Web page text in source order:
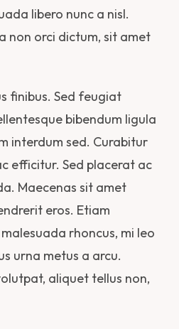
libero nunc a nisl.
non orci dictum, sit amet
finibus. Sed feugiat
bibendum ligula
interdum sed. Curabitur
efficitur. Sed placerat ac
Maecenas sit amet
eros. Etiam
rhoncus, mi leo
urna metus a arcu.
aliquet tellus non,